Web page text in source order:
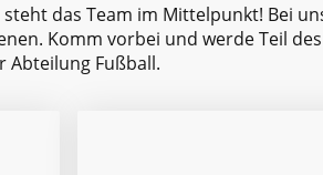
das Team im Mittelpunkt! Bei
Komm vorbei und werde Teil
Abteilung Fußball.